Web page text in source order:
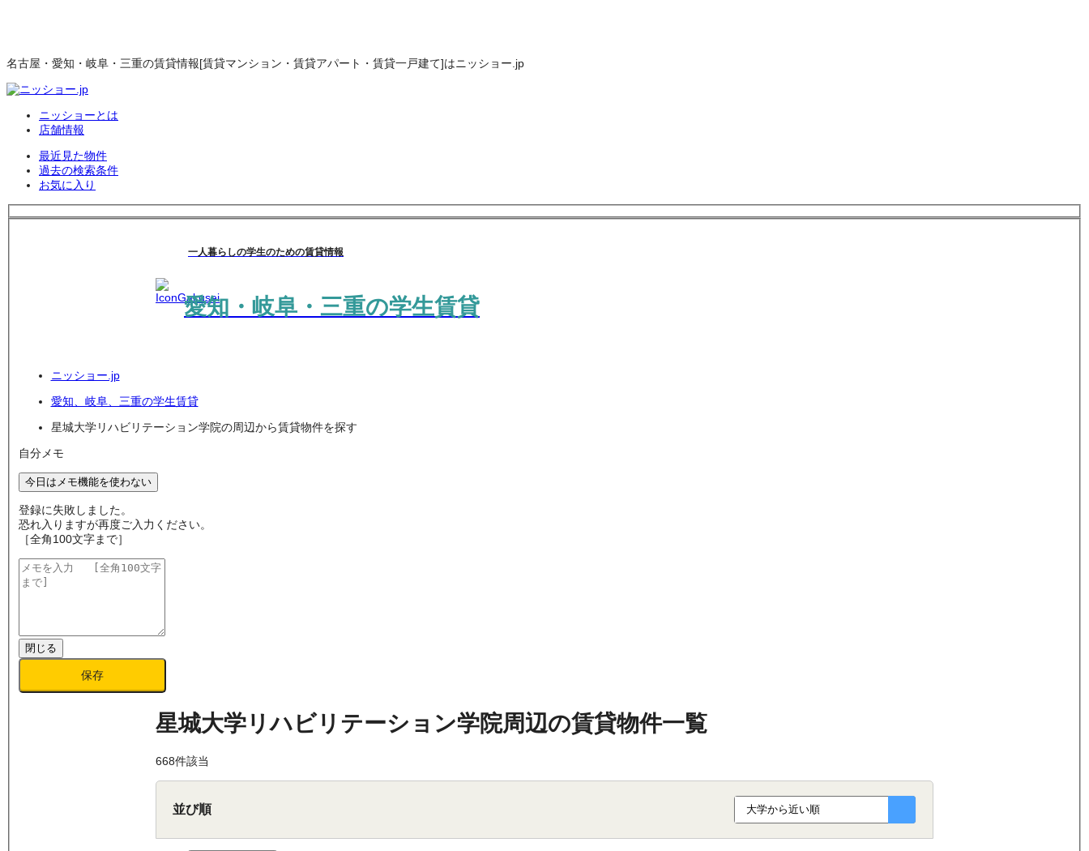
名古屋・愛知・岐阜・三重の賃貸情報[賃貸マンション・賃貸アパート・賃貸一戸建て]はニッショー.jp
ニッショーとは
店舗情報
最近見た物件
過去の検索条件
お気に入り
一人暮らしの学生のための賃貸情報
愛知・岐阜・三重の学生賃貸
ニッショー.jp
愛知、岐阜、三重の学生賃貸
星城大学リハビリテーション学院の周辺から賃貸物件を探す
自分メモ
今日はメモ機能を使わない
登録に失敗しました。
恐れ入りますが再度ご入力ください。
［全角100文字まで］
閉じる
保存
星城大学リハビリテーション学院周辺の賃貸物件一覧
668件該当
並び順